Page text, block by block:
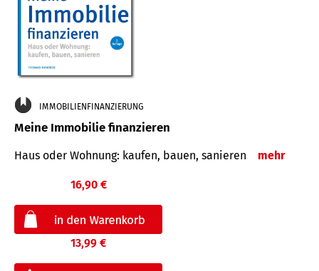
IMMOBILIENFINANZIERUNG
Meine Immobilie finanzieren
Haus oder Wohnung: kaufen, bauen, sanieren mehr
16,90 €
13,99 €